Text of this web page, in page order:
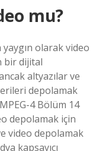
mu?
olarak video
bir dijital
altyazılar ve
depolamak
4 Bölüm 14
depolamak için
video depolamak
kapsayıcı